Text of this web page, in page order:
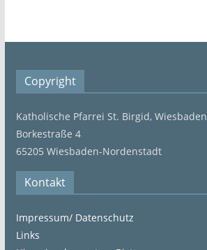
Copyright
Katholische Pfarrei St. Birgid, Wiesbaden
Borkestraße 4
65205 Wiesbaden-Nordenstadt
Kontakt
Impressum/ Datenschutz
Links